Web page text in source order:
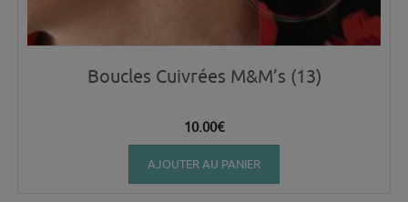
Boucles Cuivrées M&M’s (13)
10.00€
AJOUTER AU PANIER